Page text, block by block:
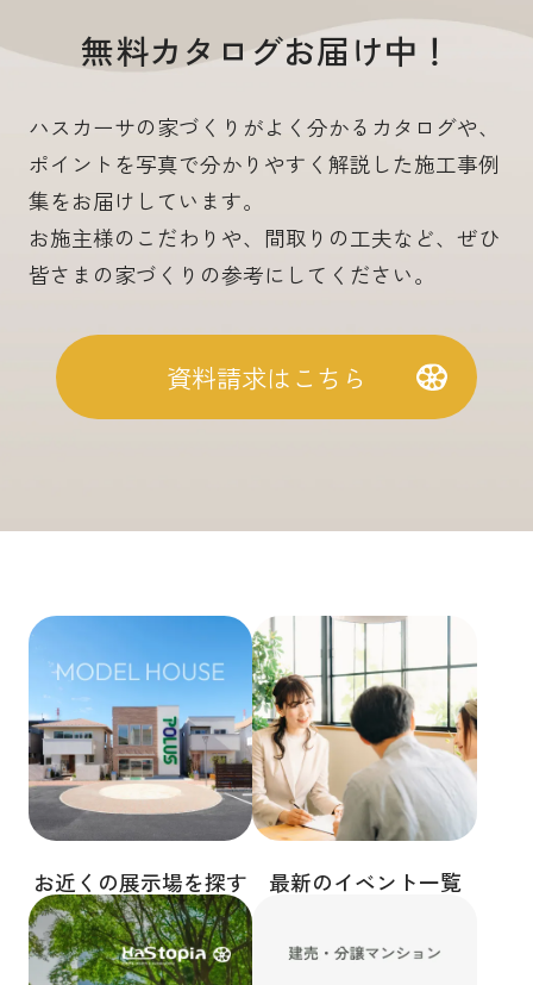
無料カタログお届け中！
ハスカーサの家づくりがよく分かるカタログや、
ポイントを写真で分かりやすく解説した施工事例
集をお届けしています。
お施主様のこだわりや、間取りの工夫など、ぜひ
皆さまの家づくりの参考にしてください。
資料請求はこちら
お近くの展示場を探す 最新のイベント一覧